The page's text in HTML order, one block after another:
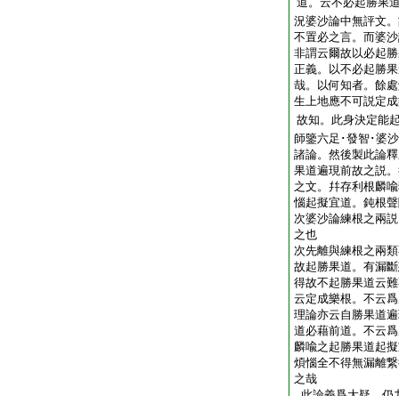
況婆沙論中無評文
不置必之言。而婆
非謂云爾故以必起
正義。以不必起勝
哉。以何知者。餘
生上地應不可説定
故知。此身決定能
師鑒六足･發智･婆
諸論。然後製此論
果道遍現前故之説
之文。幷存利根麟
惱起擬宜道。鈍根
次婆沙論練根之兩
之也
次先離與練根之兩
故起勝果道。有漏
得故不起勝果道云
云定成樂根。不云
理論亦云自勝果道
道必藉前道。不云
麟喩之起勝果道起
煩惱全不得無漏離
之哉